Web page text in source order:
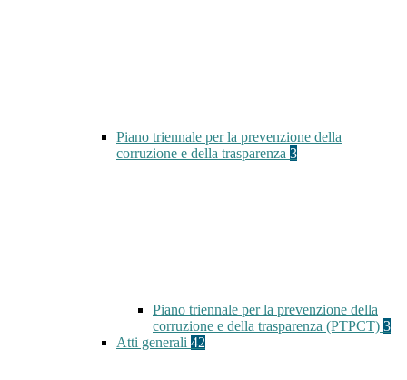
Piano triennale per la prevenzione della
corruzione e della trasparenza 3
Piano triennale per la prevenzione della
corruzione e della trasparenza (PTPCT) 3
Atti generali 42